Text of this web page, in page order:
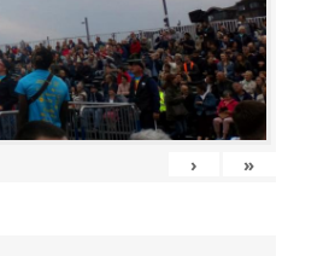
› »